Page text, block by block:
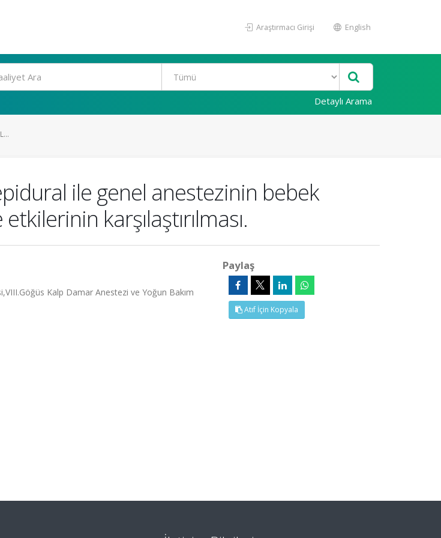
Araştırmacı Girişi English
Detaylı Arama
ile genel anestezinin bebek
karşılaştırılması.
Kalp Damar Anestezi ve Yoğun Bakım
Paylaş
Atıf İçin Kopyala